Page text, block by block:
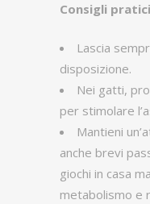
Consigli
Lascia
disposizione.
Nei gatti,
per stimolare
Mantieni
anche brevi
giochi in casa
metabolismo e